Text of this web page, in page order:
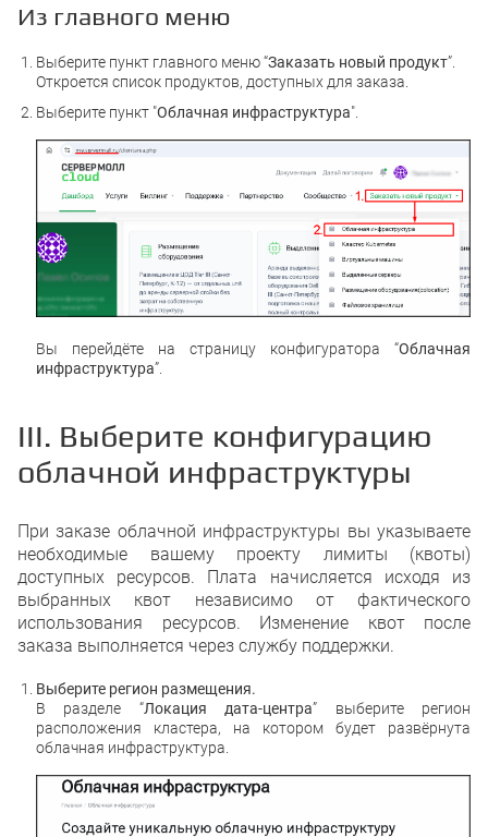
Из главного меню
Выберите пункт главного меню “Заказать новый продукт”.
Откроется список продуктов, доступных для заказа.
Выберите пункт "Облачная инфраструктура".
Вы перейдёте на страницу конфигуратора “Облачная
инфраструктура”.
III. Выберите конфигурацию
облачной инфраструктуры
При заказе облачной инфраструктуры вы указываете
необходимые вашему проекту лимиты (квоты)
доступных ресурсов. Плата начисляется исходя из
выбранных квот независимо от фактического
использования ресурсов. Изменение квот после
заказа выполняется через службу поддержки.
Выберите регион размещения.
В разделе “Локация дата-центра” выберите регион
расположения кластера, на котором будет развёрнута
облачная инфраструктура.